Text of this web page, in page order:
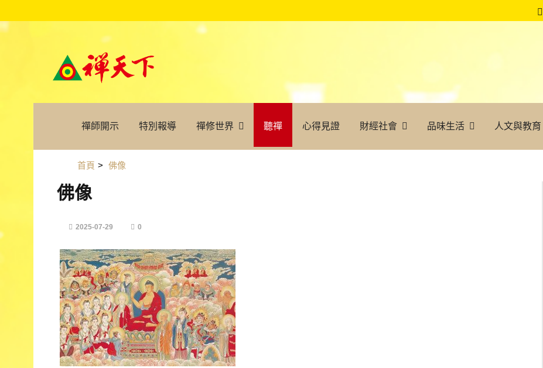
禪師開示 特別報導 禪修世界 聽禪 心得見證 財經社會 品味生活 人文與教育
首頁 > 佛像
佛像
2025-07-29 0